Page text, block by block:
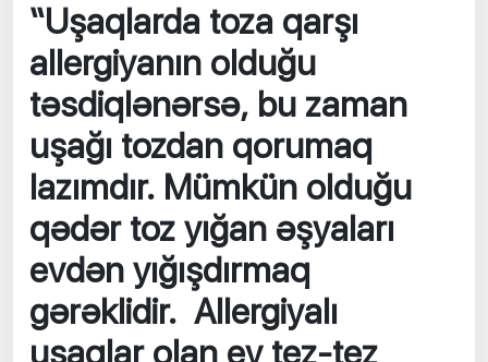
“Uşaqlarda toza qarşı
allergiyanın olduğu
təsdiqlənərsə, bu zaman
uşağı tozdan qorumaq
lazımdır. Mümkün olduğu
qədər toz yığan əşyaları
evdən yığışdırmaq
gərəklidir. Allergiyalı
uşaqlar olan ev tez-tez